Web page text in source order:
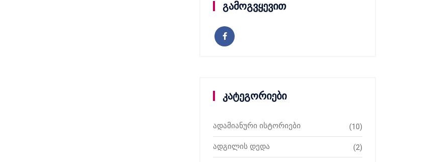
გამოგვყევით
კატეგორიები
ადამიანური ისტორიები (10)
ადგილის დედა (2)